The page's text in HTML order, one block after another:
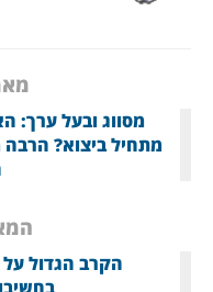
מסווג ובעל ערך:
מתחיל ביצוא?
הקרב הגדול על